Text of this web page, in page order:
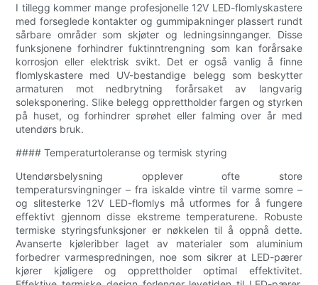
I tillegg kommer mange profesjonelle 12V LED-flomlyskastere
med forseglede kontakter og gummipakninger plassert rundt
sårbare områder som skjøter og ledningsinnganger. Disse
funksjonene forhindrer fuktinntrengning som kan forårsake
korrosjon eller elektrisk svikt. Det er også vanlig å finne
flomlyskastere med UV-bestandige belegg som beskytter
armaturen mot nedbrytning forårsaket av langvarig
soleksponering. Slike belegg opprettholder fargen og styrken
på huset, og forhindrer sprøhet eller falming over år med
utendørs bruk.
#### Temperaturtoleranse og termisk styring
Utendørsbelysning opplever ofte store
temperatursvingninger – fra iskalde vintre til varme somre –
og slitesterke 12V LED-flomlys må utformes for å fungere
effektivt gjennom disse ekstreme temperaturene. Robuste
termiske styringsfunksjoner er nøkkelen til å oppnå dette.
Avanserte kjøleribber laget av materialer som aluminium
forbedrer varmespredningen, noe som sikrer at LED-pærer
kjører kjøligere og opprettholder optimal effektivitet.